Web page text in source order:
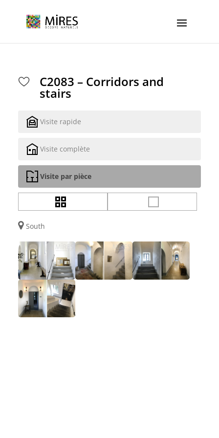
C2083 – Corridors and
stairs
Visite rapide
Visite complète
Visite par pièce
South